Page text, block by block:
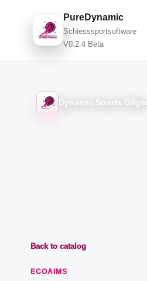
PureDynamic
Schiesssportsoftware
V0.2.4 Beta
Dynamic Sports Gilgen
Back to catalog
ECOAIMS